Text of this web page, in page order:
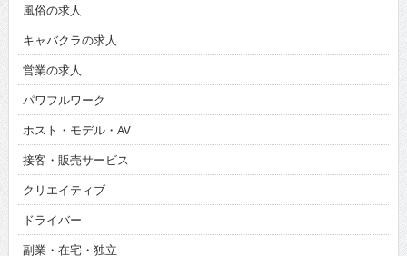
風俗の求人
キャバクラの求人
営業の求人
パワフルワーク
ホスト・モデル・AV
接客・販売サービス
クリエイティブ
ドライバー
副業・在宅・独立